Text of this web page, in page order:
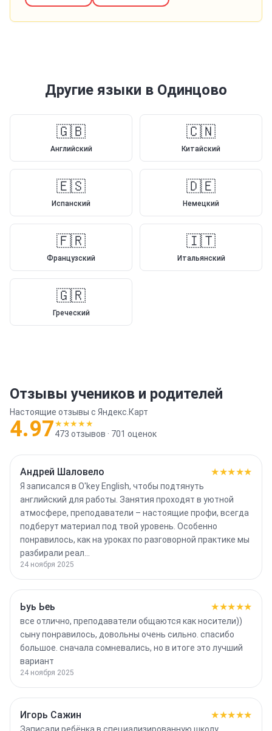
Другие языки в Одинцово
🇬🇧
Английский
🇨🇳
Китайский
🇪🇸
Испанский
🇩🇪
Немецкий
🇫🇷
Французский
🇮🇹
Итальянский
🇬🇷
Греческий
Отзывы учеников и родителей
Настоящие отзывы с Яндекс.Карт
4.97★★★★★
473 отзывов · 701 оценок
Андрей Шаловело ★★★★★
Я записался в O'key English, чтобы подтянуть
английский для работы. Занятия проходят в уютной
атмосфере, преподаватели – настоящие профи, всегда
подберут материал под твой уровень. Особенно
понравилось, как на уроках по разговорной практике мы
разбирали реал…
24 ноября 2025
Ьуь Ьеь ★★★★★
все отлично, преподаватели общаются как носители))
сыну понравилось, довольны очень сильно. спасибо
большое. сначала сомневались, но в итоге это лучший
вариант
24 ноября 2025
Игорь Сажин ★★★★★